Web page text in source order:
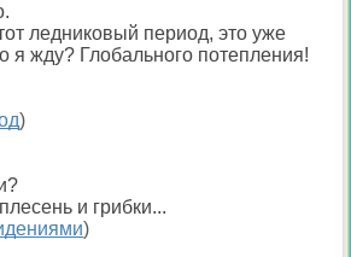
ледниковый период, это уже
я жду? Глобального потепления!
)
и грибки...
)